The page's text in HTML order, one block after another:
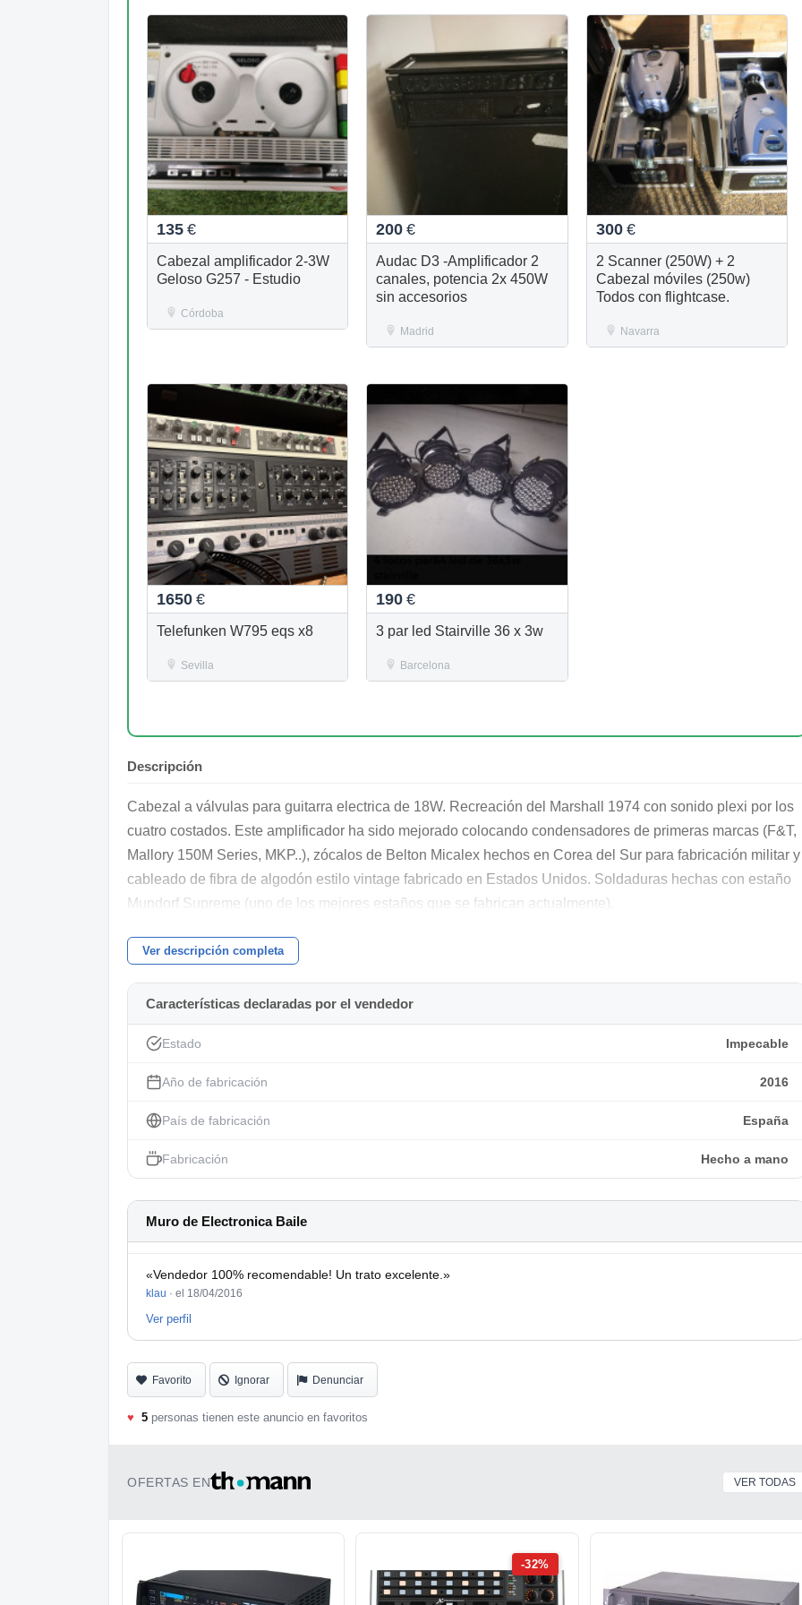
135 €
Cabezal amplificador 2-3W
Geloso G257 - Estudio
Córdoba
200 €
Audac D3 -Amplificador 2
canales, potencia 2x 450W
sin accesorios
Madrid
300 €
2 Scanner (250W) + 2
Cabezal móviles (250w)
Todos con flightcase.
Navarra
1650 €
Telefunken W795 eqs x8
Sevilla
190 €
3 par led Stairville 36 x 3w
Barcelona
Descripción
Cabezal a válvulas para guitarra electrica de 18W. Recreación del Marshall 1974 con sonido plexi por los
cuatro costados. Este amplificador ha sido mejorado colocando condensadores de primeras marcas (F&T,
Mallory 150M Series, MKP..), zócalos de Belton Micalex hechos en Corea del Sur para fabricación militar y
cableado de fibra de algodón estilo vintage fabricado en Estados Unidos. Soldaduras hechas con estaño
Mundorf Supreme (uno de los mejores estaños que se fabrican actualmente).
Las válvulas te vienen incluidas:
1x 6CA4/EZ81 de Electro-Harmonix (Rectificadora)
2x Pareja macheada de EL84 de JJ
3X 12AX7 de JJ
desecado añejo que aporta mucha más calidad al cabezal.
Si estas buscando un cabezal que puedas tocar en casa o en locales pequeños esta opción es muy buena
ya que pesa poco.
Ver descripción completa
Características declaradas por el vendedor
Estado Impecable
Año de fabricación 2016
País de fabricación España
Fabricación Hecho a mano
Muro de Electronica Baile
«Vendedor 100% recomendable! Un trato excelente.»
klau · el 18/04/2016
Ver perfil
Favorito Ignorar Denunciar
♥ 5 personas tienen este anuncio en favoritos
OFERTAS EN VER TODAS
-32%